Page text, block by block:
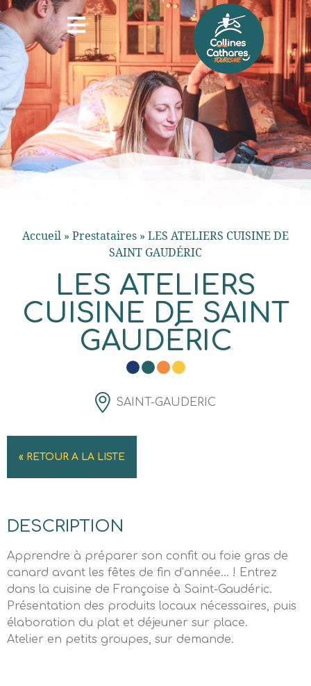
Accueil » Prestataires » LES ATELIERS CUISINE DE
SAINT GAUDÉRIC
LES ATELIERS
CUISINE DE SAINT
GAUDÉRIC
SAINT-GAUDERIC
« RETOUR A LA LISTE
DESCRIPTION
Apprendre à préparer son confit ou foie gras de
canard avant les fêtes de fin d’année… ! Entrez
dans la cuisine de Françoise à Saint-Gaudéric.
Présentation des produits locaux nécessaires, puis
élaboration du plat et déjeuner sur place.
Atelier en petits groupes, sur demande.